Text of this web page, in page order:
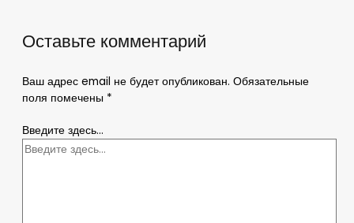
Оставьте комментарий
Ваш адрес email не будет опубликован. Обязательные
поля помечены *
Введите здесь...